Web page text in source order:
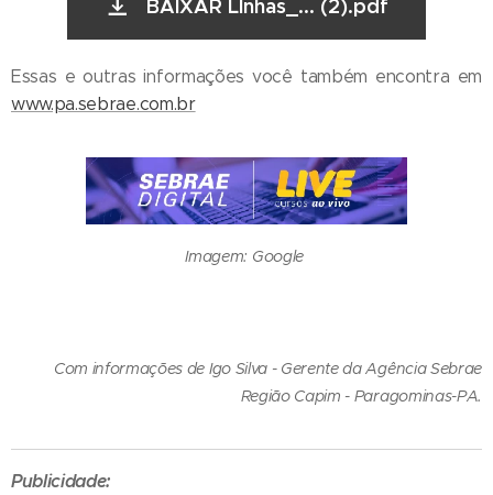
BAIXAR LInhas_... (2).pdf
Essas e outras informações você também encontra em
www.pa.sebrae.com.br
Imagem: Google
Com informações de Igo Silva - Gerente da Agência Sebrae
Região Capim - Paragominas-PA.
Publicidade: